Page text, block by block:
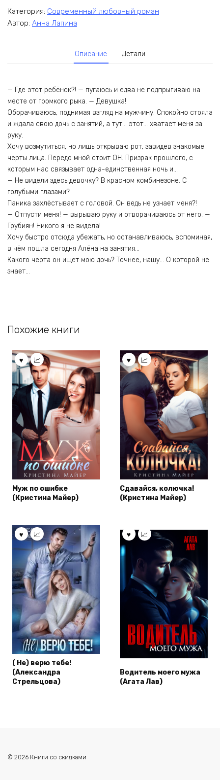
Категория: Современный любовный роман
Автор: Анна Лапина
Описание Детали
— Где этот ребёнок?! — пугаюсь и едва не подпрыгиваю на
месте от громкого рыка. — Девушка!
Оборачиваюсь, поднимая взгляд на мужчину. Спокойно стояла
и ждала свою дочь с занятий, а тут… этот… хватает меня за
руку.
Хочу возмутиться, но лишь открываю рот, завидев знакомые
черты лица. Передо мной стоит ОН. Призрак прошлого, с
которым нас связывает одна-единственная ночь и…
— Не видели здесь девочку? В красном комбинезоне. С
голубыми глазами?
Паника захлёстывает с головой. Он ведь не узнает меня?!
— Отпусти меня! — вырываю руку и отворачиваюсь от него. —
Грубиян! Никого я не видела!
Хочу быстро отсюда убежать, но останавливаюсь, вспоминая,
в чём пошла сегодня Алёна на занятия…
Какого чёрта он ищет мою дочь? Точнее, нашу… О которой не
знает…
Похожие книги
Муж по ошибке
(Кристина Майер)
Сдавайся, колючка!
(Кристина Майер)
( Не) верю тебе!
(Александра
Стрельцова)
Водитель моего мужа
(Агата Лав)
© 2026 Книги со скидками